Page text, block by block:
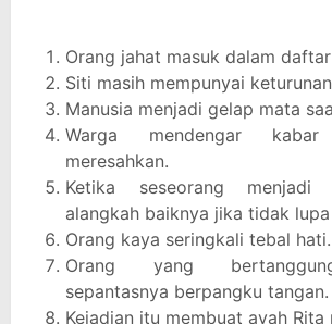
Orang jahat masuk dalam
Siti masih mempunyai
Manusia menjadi gelap mata
Warga mendengar
meresahkan.
Ketika seseorang menjadi
alangkah baiknya jika tidak
Orang kaya seringkali tebal hati.
Orang yang
sepantasnya berpangku tangan.
Kejadian itu membuat ayah Rita